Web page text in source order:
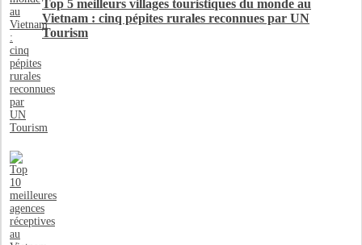
Top 5 meilleurs villages touristiques du monde au
Vietnam : cinq pépites rurales reconnues par UN
Tourism